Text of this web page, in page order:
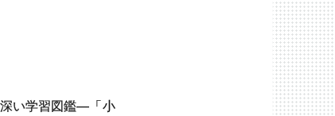
い学習図鑑―「小